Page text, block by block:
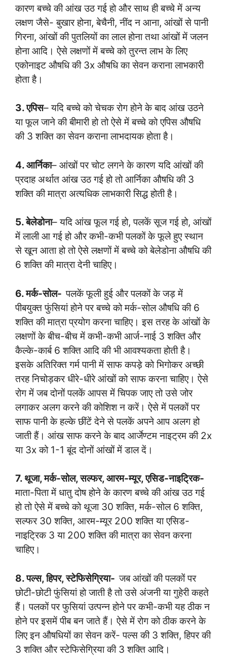
कारण बच्चे की आंख उठ गई हो और साथ ही बच्चे में अन्य
लक्षण जैसे- बुखार होना, बेचैनी, नींद न आना, आंखों से पानी
गिरना, आंखों की पुतलियों का लाल होना तथा आंखों में जलन
होना आदि। ऐसे लक्षणों में बच्चे को तुरन्त लाभ के लिए
एकोनाइट औषधि की 3x औषधि का सेवन कराना लाभकारी
होता है।
3. एपिस– यदि बच्चे को चेचक रोग होने के बाद आंख उठने
या फूल जाने की बीमारी हो तो ऐसे में बच्चे को एपिस औषधि
की 3 शक्ति का सेवन कराना लाभदायक होता है।
4. आर्निका– आंखों पर चोट लगने के कारण यदि आंखों की
प्रदाह अर्थात आंख उठ गई हो तो आर्निका औषधि की 3
शक्ति की मात्रा अत्यधिक लाभकारी सिद्ध होती है।
5. बेलेडोना– यदि आंख फूल गई हो, पलकें सूज गई हो, आंखों
में लाली आ गई हो और कभी-कभी पलकों के फूले हुए स्थान
से खून आता हो तो ऐसे लक्षणों में बच्चे को बेलेडोना औषधि की
6 शक्ति की मात्रा देनी चाहिए।
6. मर्क-सोल-पलकें फूली हुई और पलकों के जड़ में
पीबयुक्त फुंसियां होने पर बच्चे को मर्क-सोल औषधि की 6
शक्ति की मात्रा प्रयोग करना चाहिए। इस तरह के आंखों के
लक्षणों के बीच-बीच में कभी-कभी आर्ज-नाई 3 शक्ति और
कैल्के-कार्ब 6 शक्ति आदि की भी आवश्यकता होती है।
इसके अतिरिक्त गर्म पानी में साफ कपड़े को भिगोकर अच्छी
तरह निचोड़कर धीरे-धीरे आंखों को साफ करना चाहिए। ऐसे
रोग में जब दोनों पलकें आपस में चिपक जाए तो उसे जोर
लगाकर अलग करने की कोशिश न करें। ऐसे में पलकों पर
साफ पानी के हल्के छींटें देने से पलकें अपने आप अलग हो
जाती हैं। आंख साफ करने के बाद आर्जेण्टम नाइट्रम की 2x
या 3x को 1-1 बूंद दोनों आंखों में डाल दें।
7. थूजा, मर्क-सोल, सल्फर, आरम-म्यूर, एसिड-नाइट्रिक-
माता-पिता में धातु दोष होने के कारण बच्चे की आंख उठ गई
हो तो ऐसे में बच्चे को थूजा 30 शक्ति, मर्क-सोल 6 शक्ति,
सल्फर 30 शक्ति, आरम-म्यूर 200 शक्ति या एसिड-
नाइट्रिक 3 या 200 शक्ति की मात्रा का सेवन करना
चाहिए।
8. पल्स, हिपर, स्टेफिसेग्रिया-जब आंखों की पलकों पर
छोटी-छोटी फुंसियां हो जाती है तो उसे अंजनी या गुहेरी कहते
हैं। पलकों पर फुसियां उत्पन्न होने पर कभी-कभी यह ठीक न
होने पर इसमें पीब बन जाते हैं। ऐसे में रोग को ठीक करने के
लिए इन औषधियों का सेवन करें- पल्स की 3 शक्ति, हिपर की
3 शक्ति और स्टेफिसेग्रिया की 3 शक्ति आदि।